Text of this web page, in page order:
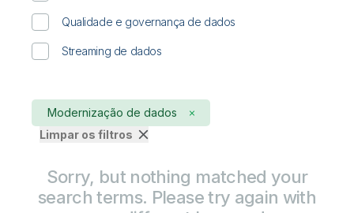
Qualidade e governança de dados
Streaming de dados
Modernização de dados
Limpar os filtros
Sorry, but nothing matched your
search terms. Please try again with